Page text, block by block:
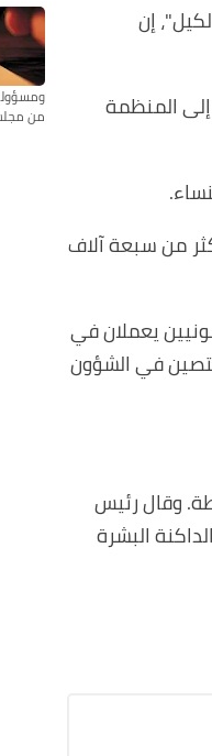
إن
المنظمة
.
من النساء، يلتقون في أكثر من سبعة آلاف
يعملان في
في الشؤون
وقال رئيس
البشرة
من